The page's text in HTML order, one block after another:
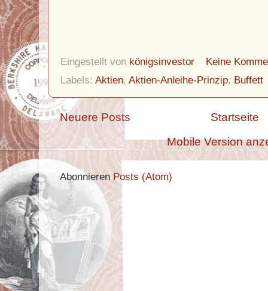
Eingestellt von königsinvestor
Keine
Labels: Aktien, Aktien-Anleihe-Prinzip, Buffett
Neuere Posts
Startseite
Mobile Version
Abonnieren Posts (Atom)